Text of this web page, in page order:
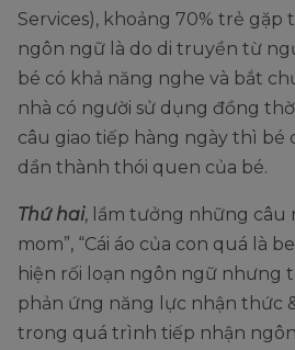
Services), khoảng 70% trẻ
ngôn ngữ là do di truyền từ
bé có khả năng nghe và bắt
nhà có người sử dụng đồng
câu giao tiếp hàng ngày thì bé
dần thành thói quen của bé.
Thứ hai, lầm tưởng những câu
mom”, “Cái áo của con quá là
hiện rối loạn ngôn ngữ nhưng
phản ứng năng lực nhận thức
trong quá trình tiếp nhận